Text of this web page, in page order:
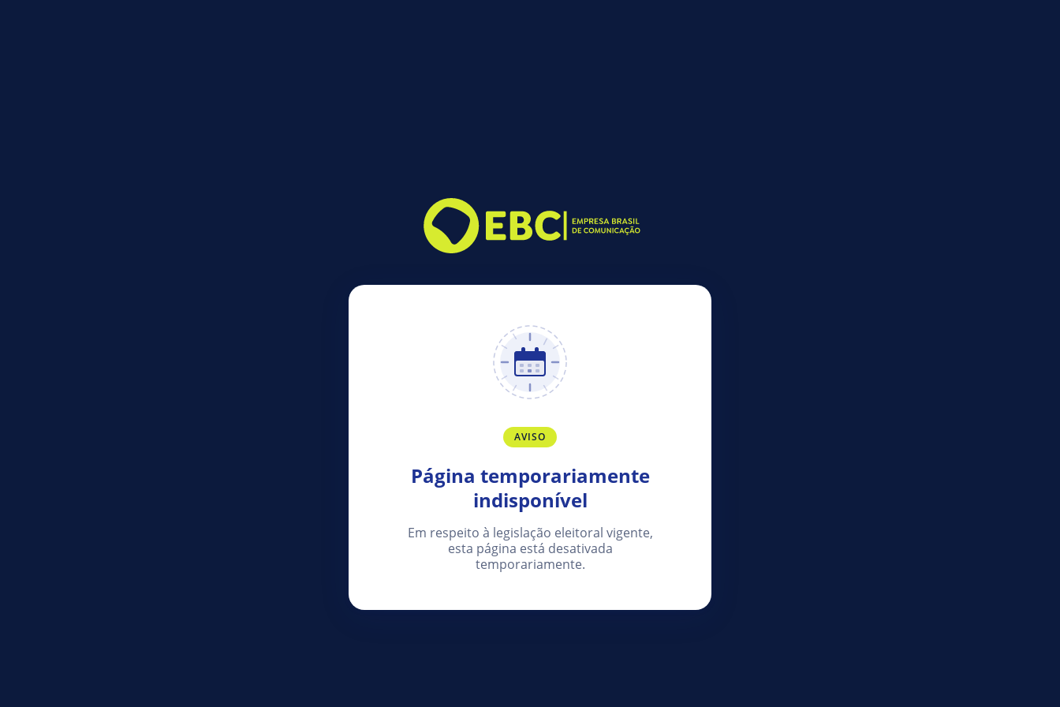
AVISO
Página temporariamente
indisponível
Em respeito à legislação eleitoral vigente,
esta página está desativada
temporariamente.